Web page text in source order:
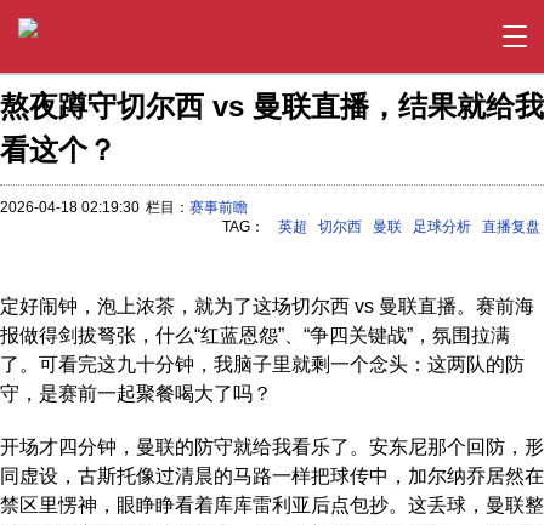
熬夜蹲守切尔西 vs 曼联直播，结果就给我
看这个？
2026-04-18 02:19:30 栏目： 赛事前瞻
TAG：
英超 切尔西 曼联 足球分析 直播复盘
定好闹钟，泡上浓茶，就为了这场切尔西 vs 曼联直播。赛前海
报做得剑拔弩张，什么“红蓝恩怨”、“争四关键战”，氛围拉满
了。可看完这九十分钟，我脑子里就剩一个念头：这两队的防
守，是赛前一起聚餐喝大了吗？
开场才四分钟，曼联的防守就给我看乐了。安东尼那个回防，形
同虚设，古斯托像过清晨的马路一样把球传中，加尔纳乔居然在
禁区里愣神，眼睁睁看着库库雷利亚后点包抄。这丢球，曼联整